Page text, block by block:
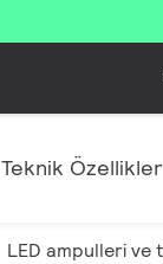
Teknik Özellikler
LED ampulleri ve